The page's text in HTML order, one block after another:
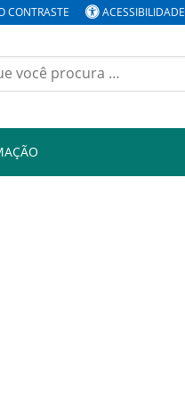
CONTRASTE ACESSIBILIDADE